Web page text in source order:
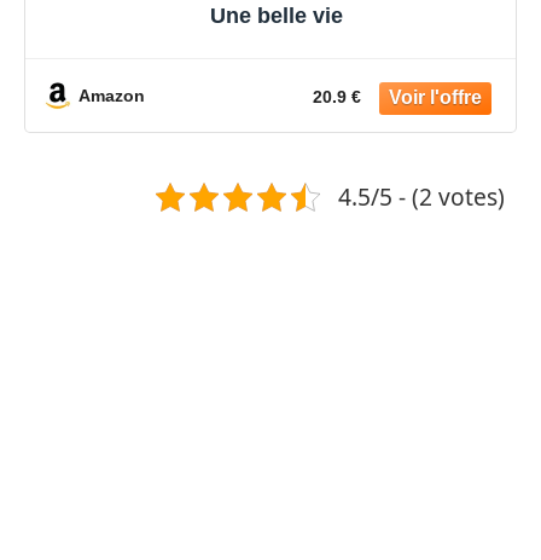
Une belle vie
Amazon 20.9 €
4.5/5 - (2 votes)